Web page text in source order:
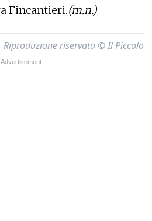
Fincantieri.(m.n.)
Riproduzione riservata © Il Piccolo